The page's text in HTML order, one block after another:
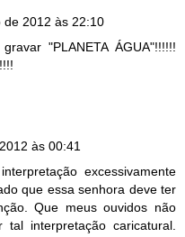
de 2012 às 22:10
"PLANETA ÁGUA"!!!!!!
às 00:41
excessivamente
que essa senhora deve ter
Que meus ouvidos não
interpretação caricatural.